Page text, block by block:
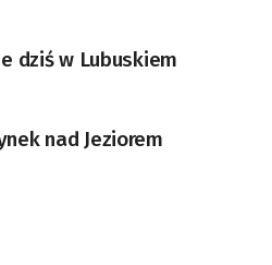
dziś w Lubuskiem
nad Jeziorem